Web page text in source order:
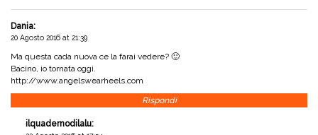
Dania:
20 Agosto 2016 at 21:39
Ma questa cada nuova ce la farai vedere? 🙂
Bacino, io tornata oggi.
http://www.angelswearheels.com
Rispondi
ilquadernodilalu: